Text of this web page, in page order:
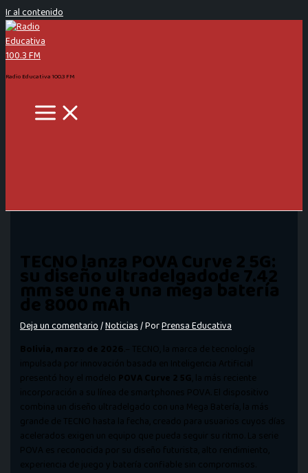
Ir al contenido
Radio Educativa 100.3 FM
TECNO lanza POVA Curve 2 5G:
su diseño ultradelgadode 7.42
mm se une a una mega batería
de 8000 mAh
Deja un comentario/Noticias/ PorPrensa Educativa
Bolivia, marzo de 2026 .– TECNO, la marca de tecnología
impulsada por innovación basada en Inteligencia Artificial
presentó hoy el modelo POVA Curve 2 5G , la más reciente
incorporación a su línea de smartphones POVA. El dispositivo
combina un diseño ultradelgado con una Mega Batería, la más
grande de TECNO hasta la fecha, creado para usuarios cuyos días
acelerados exigen un equipo que pueda seguir su ritmo. La serie
POVA es reconocida por su diseño futurista, alto rendimiento,
experiencia de juego y batería confiable sin compromisos.